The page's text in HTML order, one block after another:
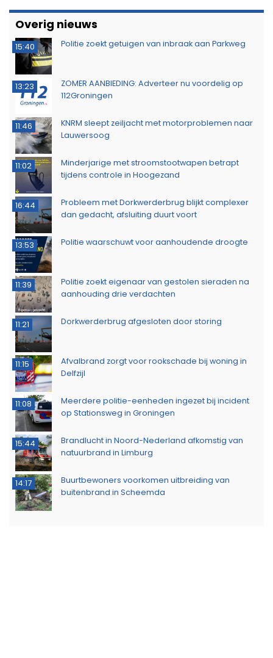
Overig nieuws
15:40 Politie zoekt getuigen van inbraak aan Parkweg
13:23
ZOMER AANBIEDING: Adverteer nu voordelig op
112Groningen
11:46
KNRM sleept zeiljacht met motorproblemen naar
Lauwersoog
11:02
Minderjarige met stroomstootwapen betrapt
tijdens controle in Hoogezand
16:44
Probleem met Dorkwerderbrug blijkt complexer
dan gedacht, afsluiting duurt voort
13:53 Politie waarschuwt voor aanhoudende droogte
11:39
Politie zoekt eigenaar van gestolen sieraden na
aanhouding drie verdachten
11:21 Dorkwerderbrug afgesloten door storing
11:15
Afvalbrand zorgt voor rookschade bij woning in
Delfzijl
11:08
Meerdere politie-eenheden ingezet bij incident
op Stationsweg in Groningen
15:44
Brandlucht in Noord-Nederland afkomstig van
natuurbrand in Limburg
14:17
Buurtbewoners voorkomen uitbreiding van
buitenbrand in Scheemda